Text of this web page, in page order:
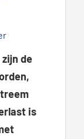
de
is